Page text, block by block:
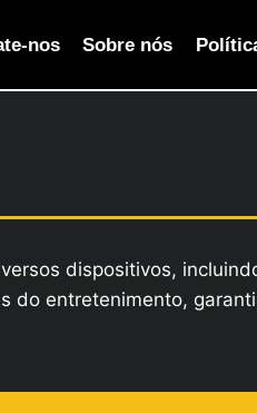
nos Sobre nós
dispositivos,
do entretenimento,